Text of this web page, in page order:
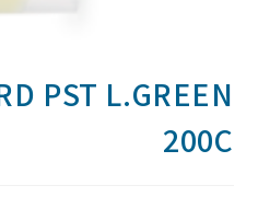
PST L.GREEN
200C